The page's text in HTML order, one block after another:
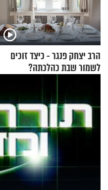
הרב יצחק פנגר - כיצד זוכים
לשמור שבת כהלכתה?